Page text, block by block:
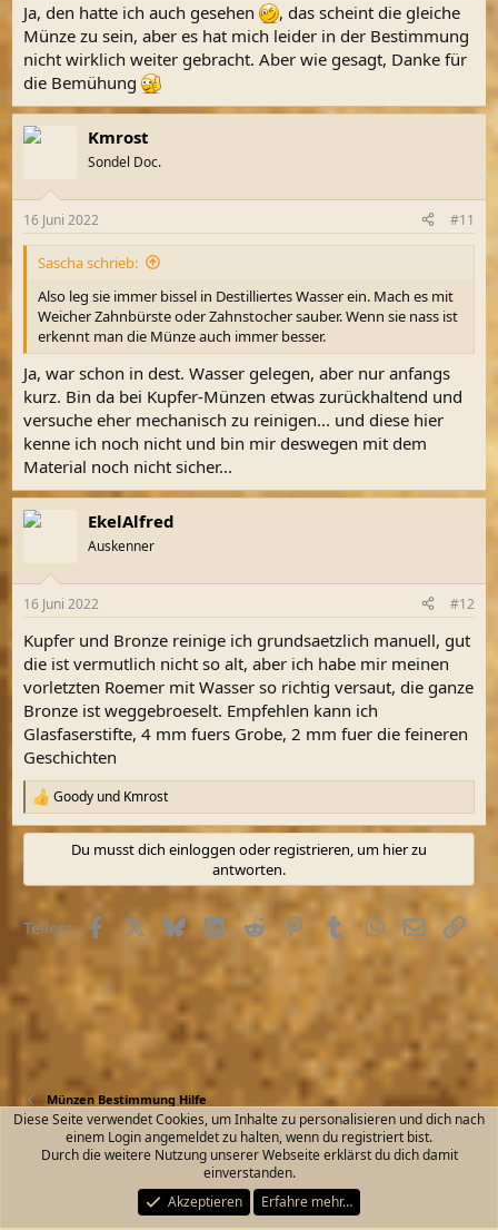
Ja, den hatte ich auch gesehen
, das scheint die gleiche
Münze zu sein, aber es hat mich leider in der Bestimmung
nicht wirklich weiter gebracht. Aber wie gesagt, Danke für
die Bemühung
Kmrost
Sondel Doc.
16 Juni 2022 #11
Sascha schrieb:
Also leg sie immer bissel in Destilliertes Wasser ein. Mach es mit
Weicher Zahnbürste oder Zahnstocher sauber. Wenn sie nass ist
erkennt man die Münze auch immer besser.
Ja, war schon in dest. Wasser gelegen, aber nur anfangs
kurz. Bin da bei Kupfer-Münzen etwas zurückhaltend und
versuche eher mechanisch zu reinigen... und diese hier
kenne ich noch nicht und bin mir deswegen mit dem
Material noch nicht sicher...
EkelAlfred
Auskenner
16 Juni 2022 #12
Kupfer und Bronze reinige ich grundsaetzlich manuell, gut
die ist vermutlich nicht so alt, aber ich habe mir meinen
vorletzten Roemer mit Wasser so richtig versaut, die ganze
Bronze ist weggebroeselt. Empfehlen kann ich
Glasfaserstifte, 4 mm fuers Grobe, 2 mm fuer die feineren
Geschichten
R
e
a
i
o
n
Goody und Kmrost
Du musst dich einloggen oder registrieren, um hier zu
antworten.
Teilen: Facebook
X (Twitter)
BlueskyLinkedIn
Reddit PinterestTumblrWhatsApp
E-MailLink
Münzen Bestimmung Hilfe
Kontakt Nutzungsbedingungen
Datenschutz
Start
R
S
Community platform by XenForo® © 2010-2026 XenForo Ltd.
Diese Seite verwendet Cookies, um Inhalte zu personalisieren und dich nach
einem Login angemeldet zu halten, wenn du registriert bist.
Durch die weitere Nutzung unserer Webseite erklärst du dich damit
einverstanden.
Akzeptieren
Erfahre mehr…